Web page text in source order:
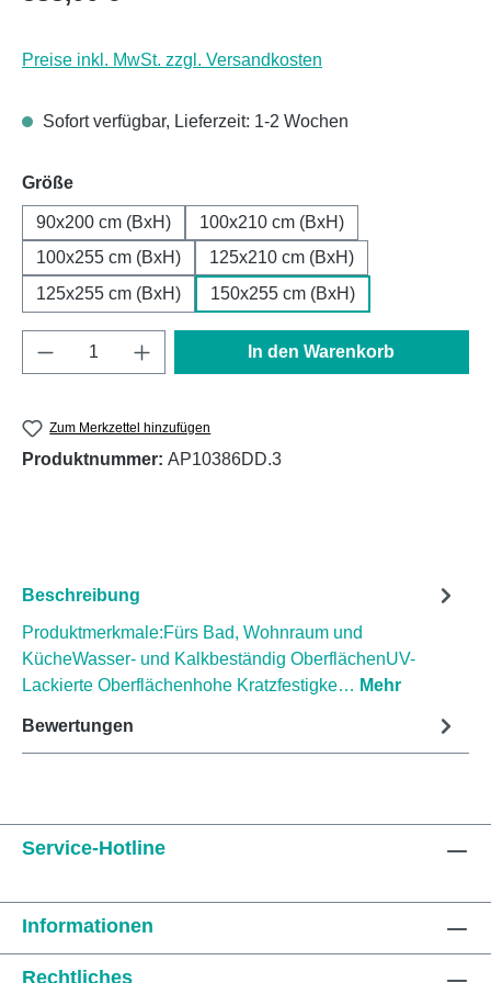
Preise inkl. MwSt. zzgl. Versandkosten
Sofort verfügbar, Lieferzeit: 1-2 Wochen
Größeauswählen
90x200 cm (BxH)
100x210 cm (BxH)
100x255 cm (BxH)
125x210 cm (BxH)
125x255 cm (BxH)
150x255 cm (BxH)
Produkt Anzahl: Gib den gewünschten
In den Warenkorb
Zum Merkzettel hinzufügen
Produktnummer: AP10386DD.3
Beschreibung
Produktmerkmale:Fürs Bad, Wohnraum und
KücheWasser- und Kalkbeständig OberflächenUV-
Lackierte Oberflächenhohe Kratzfestigke… Mehr
Bewertungen
Service-Hotline
Informationen
Rechtliches